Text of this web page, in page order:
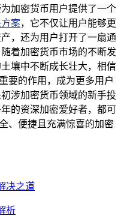
加密货币用户提供了一个
案，它不仅让用户能够更
，还为用户打开了一扇通
着加密货币市场的不断发
壤中不断成长壮大，相信
要的作用，成为更多用户
涉加密货币领域的新手投
的资深加密爱好者，都可
、便捷且充满惊喜的加密
决之道
析